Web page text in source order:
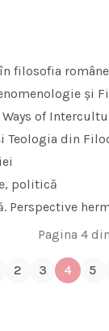
filosofia
și
of
Teologia din
politică
Perspective
Pagina 4
2 3 4 5